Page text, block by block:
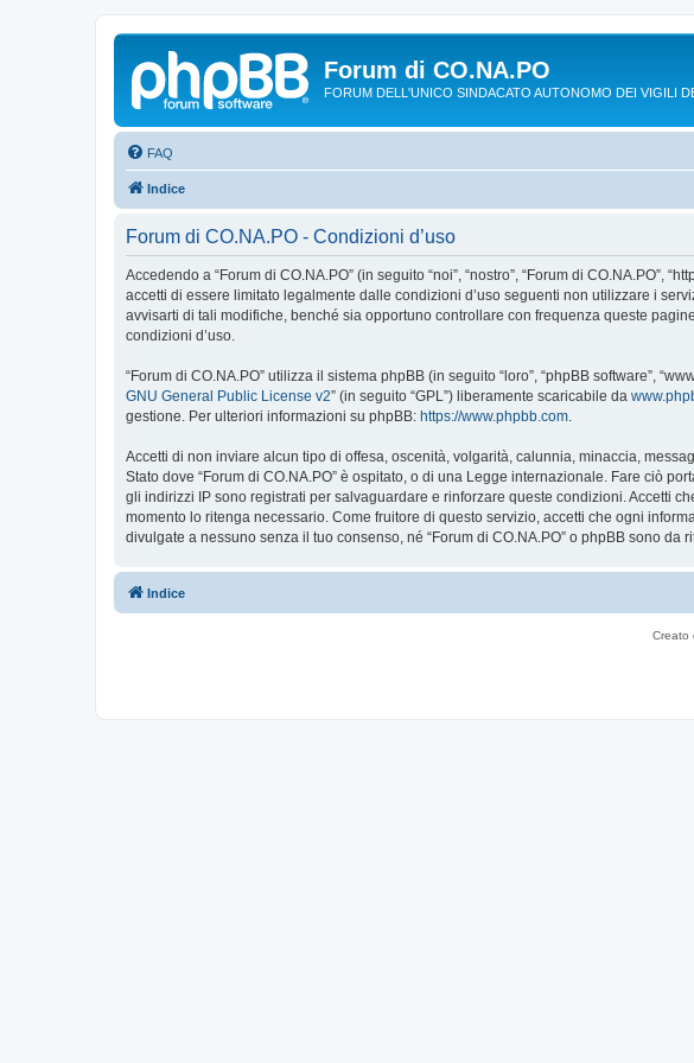
Forum di CO.NA.PO
FORUM DELL'UNICO SINDACATO AUTONOMO DEI VIGILI
FAQ
Indice
Forum di CO.NA.PO - Condizioni d’uso
Accedendo a “Forum di CO.NA.PO” (in seguito “noi”, “nostro”, “Forum di CO.NA.PO”,
accetti di essere limitato legalmente dalle condizioni d’uso seguenti non utilizzare i
avvisarti di tali modifiche, benché sia opportuno controllare con frequenza queste
condizioni d’uso.
“Forum di CO.NA.PO” utilizza il sistema phpBB (in seguito “loro”, “phpBB software”,
GNU General Public License v2” (in seguito “GPL”) liberamente scaricabile da
gestione. Per ulteriori informazioni su phpBB: https://www.phpbb.com
Accetti di non inviare alcun tipo di offesa, oscenità, volgarità, calunnia, minaccia,
Stato dove “Forum di CO.NA.PO” è ospitato, o di una Legge internazionale. Fare ciò
gli indirizzi IP sono registrati per salvaguardare e rinforzare queste condizioni. Accetti
momento lo ritenga necessario. Come fruitore di questo servizio, accetti che ogni
divulgate a nessuno senza il tuo consenso, né “Forum di CO.NA.PO” o phpBB sono
Indice
Creato